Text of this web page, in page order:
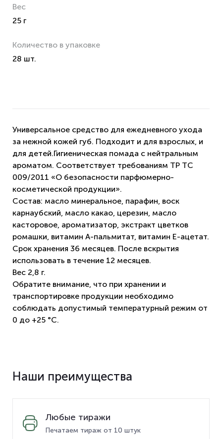
Вес
25 г
Количество в упаковке
28 шт.
Универсальное средство для ежедневного ухода
за нежной кожей губ. Подходит и для взрослых, и
для детей.Гигиеническая помада с нейтральным
ароматом. Соответствует требованиям ТР ТС
009/2011 «О безопасности парфюмерно-
косметической продукции».
Состав: масло минеральное, парафин, воск
карнаубский, масло какао, церезин, масло
касторовое, ароматизатор, экстракт цветков
ромашки, витамин А-пальмитат, витамин Е-ацетат.
Срок хранения 36 месяцев. После вскрытия
использовать в течение 12 месяцев.
Вес 2,8 г.
Обратите внимание, что при хранении и
транспортировке продукции необходимо
соблюдать допустимый температурный режим от
0 до +25 °С.
Наши преимущества
Любые тиражи
Печатаем тираж от 10 штук